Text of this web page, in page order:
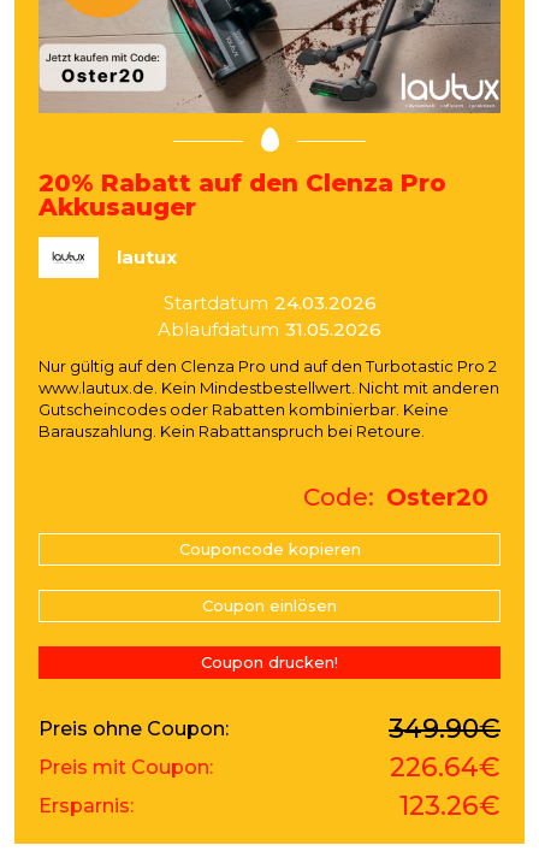
20% Rabatt auf den Clenza Pro
Akkusauger
lautux
Startdatum 24.03.2026
Ablaufdatum 31.05.2026
Nur gültig auf den Clenza Pro und auf den Turbotastic Pro 2
www.lautux.de. Kein Mindestbestellwert. Nicht mit anderen
Gutscheincodes oder Rabatten kombinierbar. Keine
Barauszahlung. Kein Rabattanspruch bei Retoure.
Code Oster20
Couponcode kopieren
Coupon einlösen
Coupon drucken!
Preis ohne Coupon 349.90€
Preis mit Coupon 226.64€
Ersparnis 123.26€